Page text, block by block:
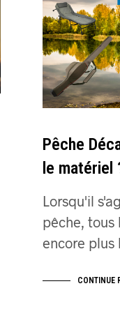
Pêche
le matériel
Lorsqu'il
pêche, tous
encore
CONTINUE